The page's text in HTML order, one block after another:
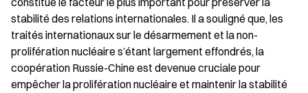
stabilité des relations internationales. Il a souligné que, les
traités internationaux sur le désarmement et la non-
prolifération nucléaire s’étant largement effondrés, la
coopération Russie-Chine est devenue cruciale pour
empêcher la prolifération nucléaire et maintenir la stabilité